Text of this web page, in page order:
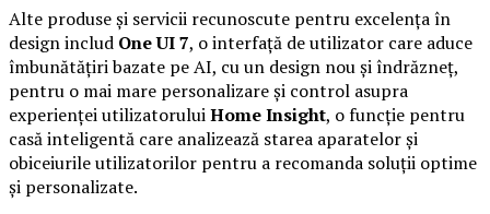
Alte produse și servicii recunoscute pentru excelența în
design includ One UI 7, o interfață de utilizator care aduce
îmbunătățiri bazate pe AI, cu un design nou și îndrăzneț,
pentru o mai mare personalizare și control asupra
experienței utilizatoruluiHome Insight, o funcție pentru
casă inteligentă care analizează starea aparatelor și
obiceiurile utilizatorilor pentru a recomanda soluții optime
și personalizate.